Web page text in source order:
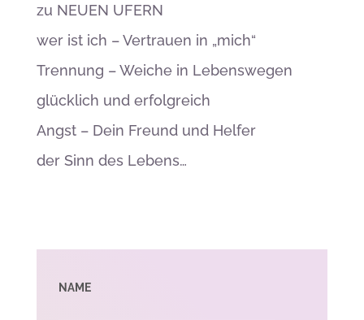
zu NEUEN UFERN
wer ist ich – Vertrauen in „mich“
Trennung – Weiche in Lebenswegen
glücklich und erfolgreich
Angst – Dein Freund und Helfer
der Sinn des Lebens…
NAME